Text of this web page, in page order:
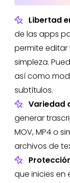
Libertad
de las apps
permite
simpleza.
así como
subtítulos.
Variedad
generar
MOV, MP4 o
archivos de
que inicies en